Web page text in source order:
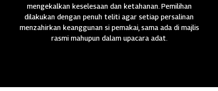
mengekalkan keselesaan dan ketahanan. Pemilihan
dilakukan dengan penuh teliti agar setiap persalinan
menzahirkan keanggunan si pemakai, sama ada di majlis
rasmi mahupun dalam upacara adat.